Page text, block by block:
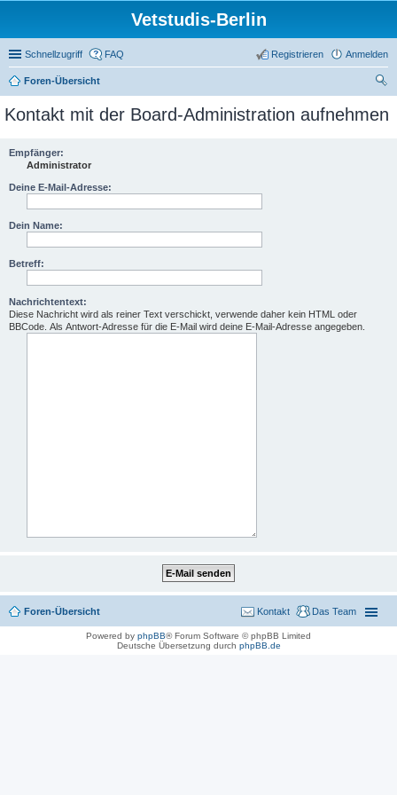
Vetstudis-Berlin
Schnellzugriff FAQ Anmelden
Registrieren
Foren-Übersicht
he
Kontakt mit der Board-Administration aufnehmen
Empfänger:
Administrator
Deine E-Mail-Adresse:
Dein Name:
Betreff:
Nachrichtentext:
Diese Nachricht wird als reiner Text verschickt, verwende daher kein HTML oder
BBCode. Als Antwort-Adresse für die E-Mail wird deine E-Mail-Adresse angegeben.
Foren-Übersicht Das Team
Kontakt
Powered by phpBB® Forum Software © phpBB Limited
Deutsche Übersetzung durch phpBB.de